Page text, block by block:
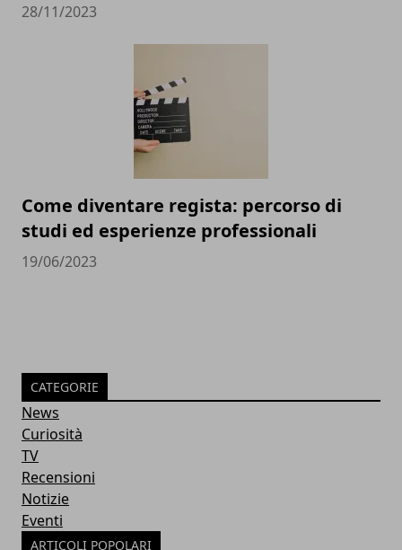
28/11/2023
Come diventare regista: percorso di
studi ed esperienze professionali
19/06/2023
CATEGORIE
News
Curiosità
TV
Recensioni
Notizie
Eventi
ARTICOLI POPOLARI